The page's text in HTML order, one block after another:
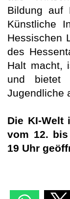
Bildung auf
Künstliche
Hessischen
des
Halt macht,
und bietet
Jugendliche
Die KI-Welt
vom 12.
19 Uhr